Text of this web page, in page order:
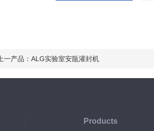
上一产品： ALG实验室安瓿灌封机
Products